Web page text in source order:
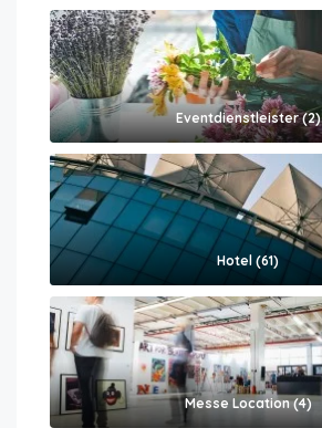
Eventdienstleister (2)
Hotel (61)
Messe Location (4)